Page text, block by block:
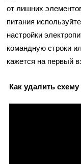
от лишних
питания
настройки
командную строки
кажется на первый
Как удалить